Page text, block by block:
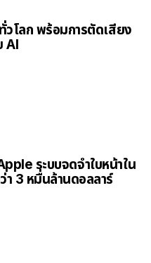
โลก พร้อมการตัดเสียง
AI
ระบบจดจำใบหน้าใน
า 3 หมื่นล้านดอลลาร์